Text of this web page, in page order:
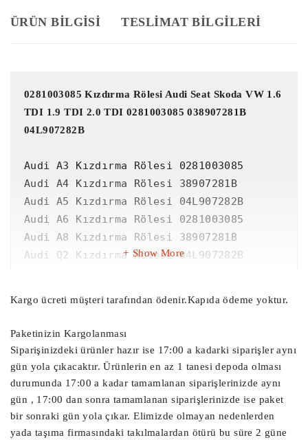
ÜRÜN BILGISI TESLİMAT BİLGİLERİ
0281003085 Kızdırma Rölesi Audi Seat Skoda VW 1.6
TDI 1.9 TDI 2.0 TDI 0281003085 038907281B
04L907282B
Audi A3 Kızdırma Rölesi 0281003085
Audi A4 Kızdırma Rölesi 38907281B
Audi A5 Kızdırma Rölesi 04L907282B
Audi A6 Kızdırma Rölesi 0281003085
Audi A8 Kızdırma Rölesi 38907281B
Audi Q2 Kızdırma Rölesi 04L907282B
Audi Q5 Kızdırma Rölesi 38907281B
Audi TT Kızdırma Rölesi 0281003085
Seat Alhambra Kızdırma Rölesi 38907281B
Seat Ateca Kızdırma Rölesi 04L907282B
Seat Exeo Kızdırma Rölesi 0281003085
Seat Leon Kızdırma Rölesi 38907281B
Show More
Kargo ücreti müşteri tarafından ödenir.Kapıda ödeme yoktur.
Paketinizin Kargolanması
Siparişinizdeki ürünler hazır ise 17:00 a kadarki siparişler aynı
gün yola çıkacaktır. Ürünlerin en az 1 tanesi depoda olması
durumunda 17:00 a kadar tamamlanan siparişlerinizde aynı
gün , 17:00 dan sonra tamamlanan siparişlerinizde ise paket
bir sonraki gün yola çıkar. Elimizde olmayan nedenlerden
yada taşıma firmasındaki takılmalardan ötürü bu süre 2 güne